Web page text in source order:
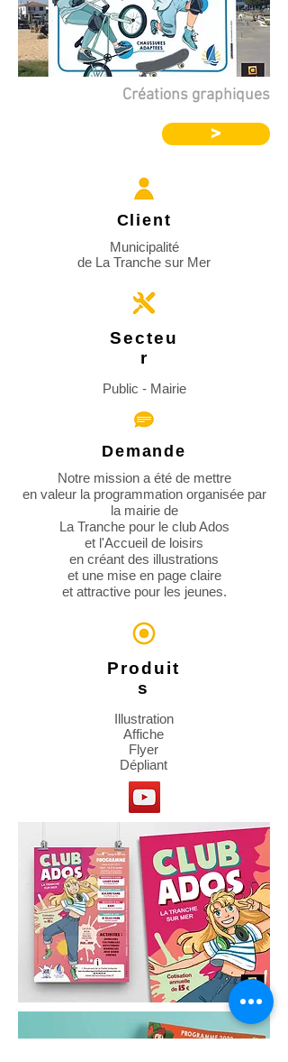
Créations graphiques
>
Client
Municipalité
de La Tranche sur Mer
Secteu
r
Public - Mairie
Demande
Notre mission a été de mettre
en valeur la programmation organisée par
la mairie de
La Tranche pour le club Ados
et l'Accueil de loisirs
en créant des illustrations
et une mise en page claire
et attractive pour les jeunes.
Produit
s
Illustration
Affiche
Flyer
Dépliant